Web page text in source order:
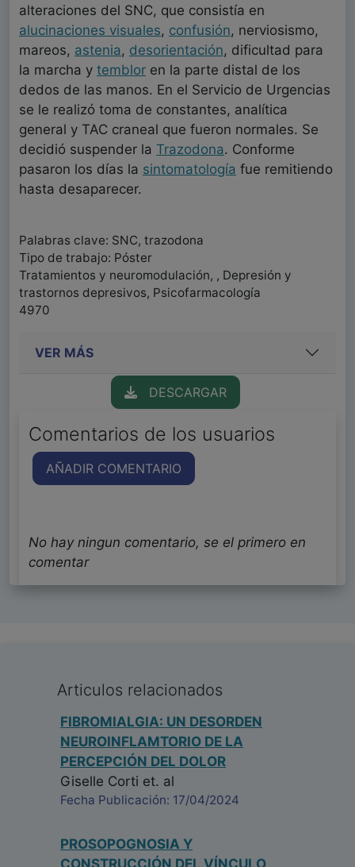
alteraciones del SNC, que consistía en
alucinaciones visuales, confusión, nerviosismo,
mareos, astenia, desorientación, dificultad para
la marcha y temblor en la parte distal de los
dedos de las manos. En el Servicio de Urgencias
se le realizó toma de constantes, analítica
general y TAC craneal que fueron normales. Se
decidió suspender la Trazodona. Conforme
pasaron los días la sintomatología fue remitiendo
hasta desaparecer.
Palabras clave: SNC, trazodona
Tipo de trabajo: Póster
Tratamientos y neuromodulación, , Depresión y
trastornos depresivos, Psicofarmacología
4970
VER MÁS
DESCARGAR
Comentarios de los usuarios
AÑADIR COMENTARIO
No hay ningun comentario, se el primero en
comentar
Articulos relacionados
FIBROMIALGIA: UN DESORDEN
NEUROINFLAMTORIO DE LA
PERCEPCIÓN DEL DOLOR
Giselle Corti et. al
Fecha Publicación: 17/04/2024
PROSOPOGNOSIA Y